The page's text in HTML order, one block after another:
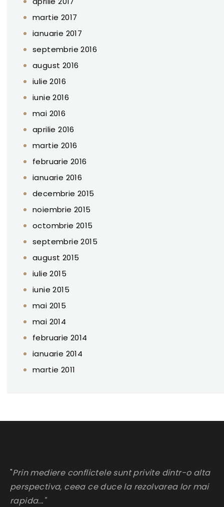
martie 2017
ianuarie 2017
septembrie 2016
august 2016
iulie 2016
iunie 2016
mai 2016
aprilie 2016
martie 2016
februarie 2016
ianuarie 2016
decembrie 2015
noiembrie 2015
octombrie 2015
septembrie 2015
august 2015
iulie 2015
iunie 2015
mai 2015
mai 2014
februarie 2014
ianuarie 2014
martie 2011
"Prin mediere conflictele sunt privite dintr-o alta
perspectiva, ceea ce duce la rezolvarea lor mai
rapida..."